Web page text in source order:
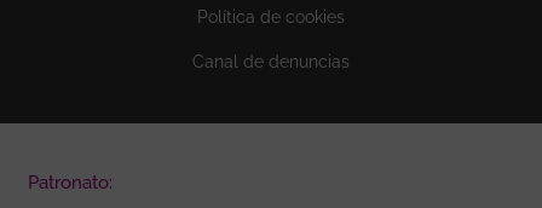
Política de cookies
Canal de denuncias
Patronato: